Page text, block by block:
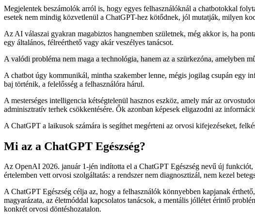
Megjelentek beszámolók arról is, hogy egyes felhasználóknál a chatbotokkal
esetek nem mindig közvetlenül a ChatGPT-hez kötődnek, jól mutatják, milyen
Az AI válaszai gyakran magabiztos hangnemben születnek, még akkor is, ha
egy általános, félreérthető vagy akár veszélyes tanácsot.
A valódi probléma nem maga a technológia, hanem az a szürkezóna, amelyben
A chatbot úgy kommunikál, mintha szakember lenne, mégis jogilag csupán egy
baj történik, a felelősség a felhasználóra hárul.
A mesterséges intelligencia kétségtelenül hasznos eszköz, amely már az
adminisztratív terhek csökkentésére. Ők azonban képesek eligazodni az
A ChatGPT a laikusok számára is segíthet megérteni az orvosi kifejezéseket,
Mi az a ChatGPT Egészség?
Az OpenAI 2026. január 1-jén indította el a ChatGPT Egészség nevű új
értelemben vett orvosi szolgáltatás: a rendszer nem diagnosztizál, nem kezel
A ChatGPT Egészség célja az, hogy a felhasználók könnyebben kapjanak
magyarázata, az életmóddal kapcsolatos tanácsok, a mentális jóllétet érintő
konkrét orvosi döntéshozatalon.